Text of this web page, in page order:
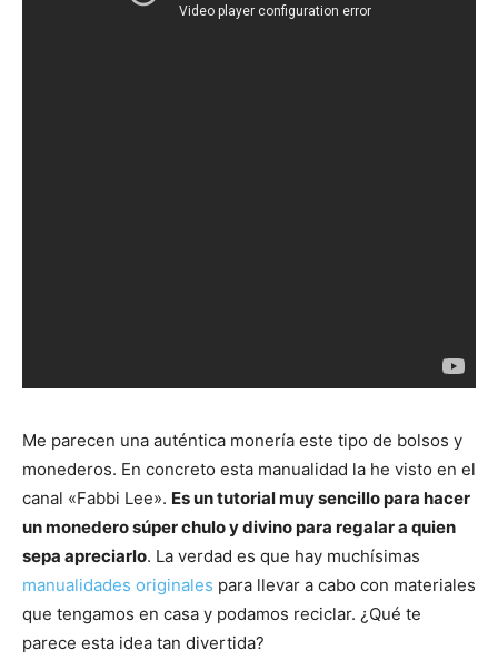
Me parecen una auténtica monería este tipo de bolsos y
monederos. En concreto esta manualidad la he visto en el
canal «Fabbi Lee». Es un tutorial muy sencillo para hacer
un monedero súper chulo y divino para regalar a quien
sepa apreciarlo. La verdad es que hay muchísimas
manualidades originales para llevar a cabo con materiales
que tengamos en casa y podamos reciclar. ¿Qué te
parece esta idea tan divertida?